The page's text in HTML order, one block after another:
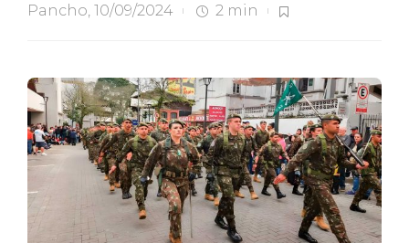
Pancho, 10/09/2024 2 min